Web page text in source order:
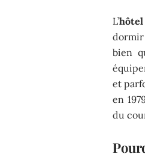
L’
dormir
bien
et
en
du